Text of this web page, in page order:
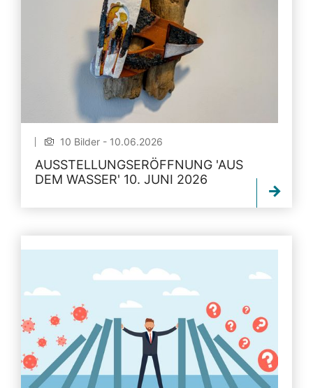
10 Bilder - 10.06.2026
AUSSTELLUNGSERÖFFNUNG 'AUS
DEM WASSER' 10. JUNI 2026